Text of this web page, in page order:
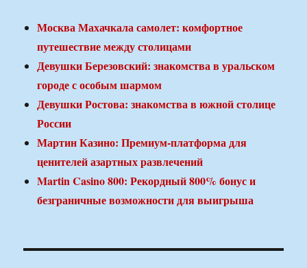
Москва Махачкала самолет: комфортное
путешествие между столицами
Девушки Березовский: знакомства в уральском
городе с особым шармом
Девушки Ростова: знакомства в южной столице
России
Мартин Казино: Премиум-платформа для
ценителей азартных развлечений
Martin Casino 800: Рекордный 800% бонус и
безграничные возможности для выигрыша